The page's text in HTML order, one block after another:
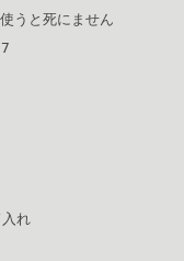
うと死にません
れ